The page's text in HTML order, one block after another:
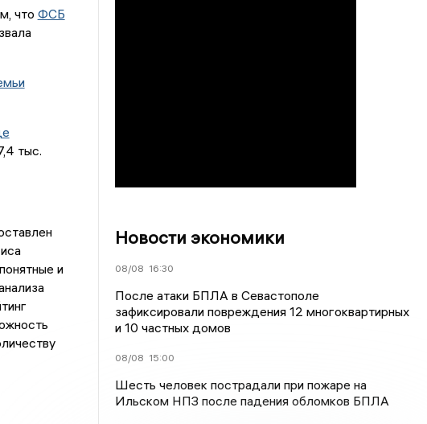
что ФСБ
тыс.
и
Новости экономики
08/08 16:30
После атаки БПЛА в Севастополе
зафиксировали повреждения 12 многоквартирных
и 10 частных домов
08/08 15:00
Шесть человек пострадали при пожаре на
Ильском НПЗ после падения обломков БПЛА